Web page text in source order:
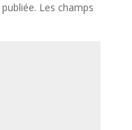
Les champs